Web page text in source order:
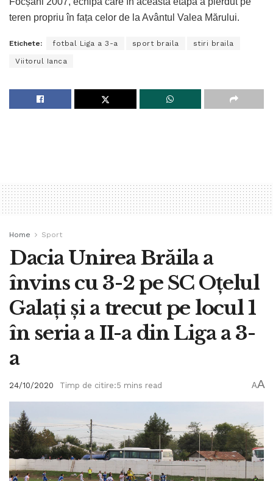
teren propriu în fața celor de la Avântul Valea Mărului.
Etichete: fotbal Liga a 3-a sport braila stiri braila
Viitorul Ianca
Home Sport
Dacia Unirea Brăila a
învins cu 3-2 pe SC Oțelul
Galați și a trecut pe locul 1
în seria a II-a din Liga a 3-
a
24/10/2020 Timp de citire:5 mins read AA